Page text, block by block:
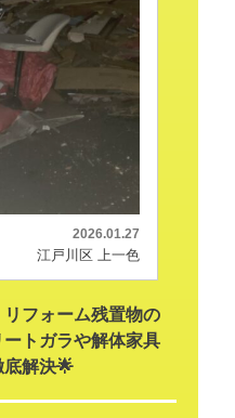
2026.01.27
江戸川区 上一色
リフォーム残置物の
トガラや解体家具
底解決🌟